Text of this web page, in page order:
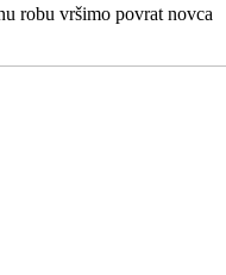
robu vršimo povrat novca